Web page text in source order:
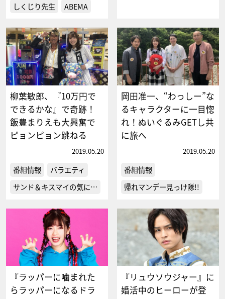
しくじり先生
ABEMA
柳葉敏郎、『10万円で
できるかな』で奇跡！
飯豊まりえも大興奮で
ピョンピョン跳ねる
2019.05.20
番組情報
バラエティ
サンド＆キスマイの気に…
岡田准一、“わっしー”な
るキャラクターに一目惚
れ！ぬいぐるみGETし共
に旅へ
2019.05.20
番組情報
帰れマンデー見っけ隊!!
『ラッパーに噛まれた
らラッパーになるドラ
『リュウソウジャー』に
婚活中のヒーローが登